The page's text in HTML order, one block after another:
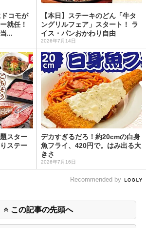
コモが
就任！
...
【本日】ステーキのどん「牛タ
ングリルフェア」スタート！ ラ
イス・パンおかわり自由
2026年7月14日
スター
ステー
デカすぎるだろ！約20cmの白身
魚フライ、420円で。はみ出る大
きさ
2026年7月16日
Recommended by
この記事の先頭へ